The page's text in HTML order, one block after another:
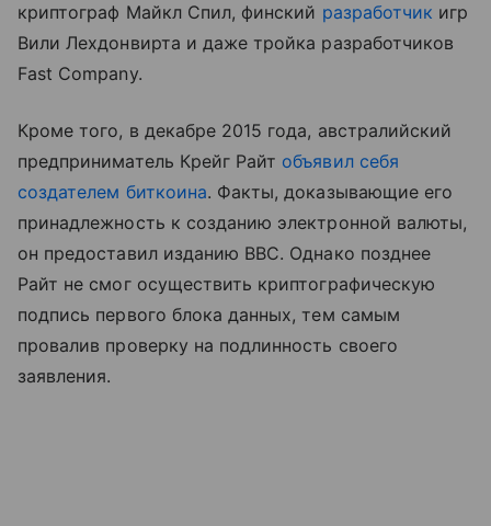
криптограф Майкл Спил, финский разработчик игр
Вили Лехдонвирта и даже тройка разработчиков
Fast Company.
Кроме того, в декабре 2015 года, австралийский
предприниматель Крейг Райт объявил себя
создателем биткоина. Факты, доказывающие его
принадлежность к созданию электронной валюты,
он предоставил изданию BBC. Однако позднее
Райт не смог осуществить криптографическую
подпись первого блока данных, тем самым
провалив проверку на подлинность своего
заявления.